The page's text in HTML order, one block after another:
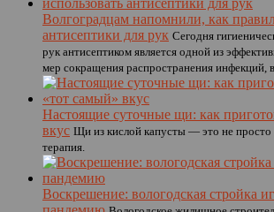
Волгоградцам напомнили, как
антисептики для рук Сегодня
рук антисептиком является одной из
мер сокращения распространения
Настоящие суточные щи: как
вкус Щи из кислой капусты — это не просто
терапия.
Воскрешение: вологодская стройка